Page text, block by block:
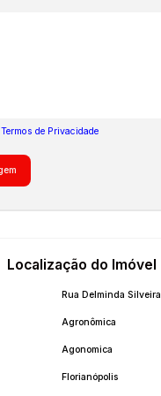
Termos de Privacidade
Localização do Imóvel
Rua Delminda Silveira
Agronômica
Agonomica
Florianópolis